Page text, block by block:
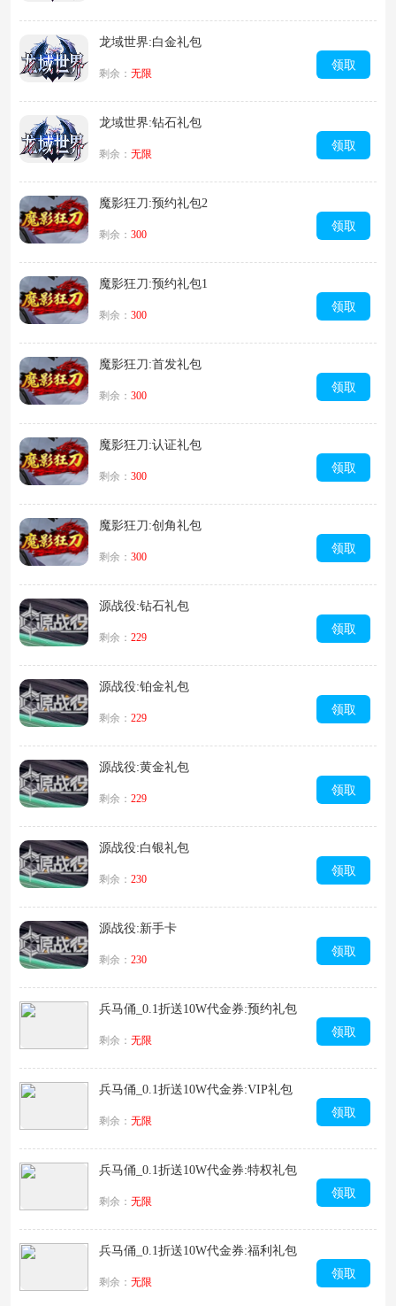
龙域世界:白金礼包
剩余： 无限
领取
龙域世界:钻石礼包
剩余： 无限
领取
魔影狂刀:预约礼包2
剩余： 300
领取
魔影狂刀:预约礼包1
剩余： 300
领取
魔影狂刀:首发礼包
剩余： 300
领取
魔影狂刀:认证礼包
剩余： 300
领取
魔影狂刀:创角礼包
剩余： 300
领取
源战役:钻石礼包
剩余： 229
领取
源战役:铂金礼包
剩余： 229
领取
源战役:黄金礼包
剩余： 229
领取
源战役:白银礼包
剩余： 230
领取
源战役:新手卡
剩余： 230
领取
兵马俑_0.1折送10W代金券:预约礼包
剩余： 无限
领取
兵马俑_0.1折送10W代金券:VIP礼包
剩余： 无限
领取
兵马俑_0.1折送10W代金券:特权礼包
剩余： 无限
领取
兵马俑_0.1折送10W代金券:福利礼包
剩余： 无限
领取